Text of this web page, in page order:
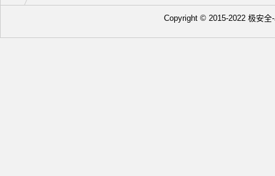
Copyright © 2015-2022 极安